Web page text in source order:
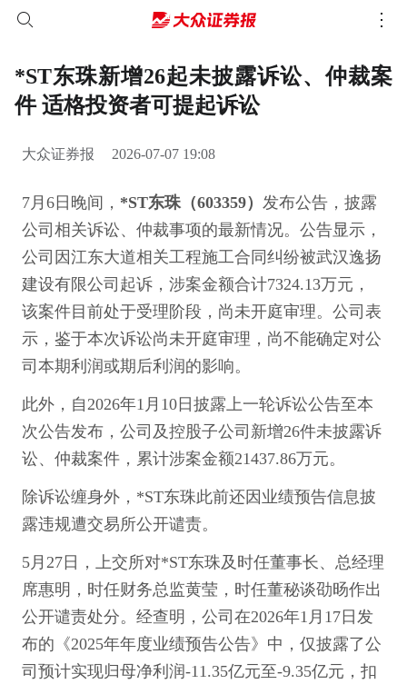
*ST东珠新增26起未披露诉讼、仲裁案
件 适格投资者可提起诉讼
大众证券报 2026-07-07 19:08
7月6日晚间， *ST东珠（603359） 发布公告，披露
公司相关诉讼、仲裁事项的最新情况。公告显示，
公司因江东大道相关工程施工合同纠纷被武汉逸扬
建设有限公司起诉，涉案金额合计7324.13万元，
该案件目前处于受理阶段，尚未开庭审理。公司表
示，鉴于本次诉讼尚未开庭审理，尚不能确定对公
司本期利润或期后利润的影响。
此外，自2026年1月10日披露上一轮诉讼公告至本
次公告发布，公司及控股子公司新增26件未披露诉
讼、仲裁案件，累计涉案金额21437.86万元。
除诉讼缠身外，*ST东珠此前还因业绩预告信息披
露违规遭交易所公开谴责。
5月27日，上交所对*ST东珠及时任董事长、总经理
席惠明，时任财务总监黄莹，时任董秘谈劭旸作出
公开谴责处分。经查明，公司在2026年1月17日发
布的《2025年年度业绩预告公告》中，仅披露了公
司预计实现归母净利润-11.35亿元至-9.35亿元，扣